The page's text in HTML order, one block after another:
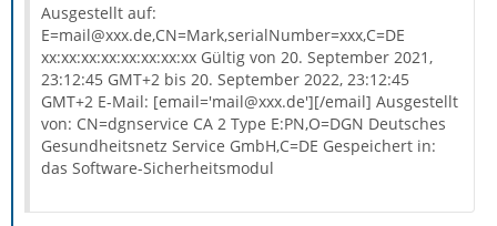
Ausgestellt auf:
E=mail@xxx.de,CN=Mark,serialNumber=xxx,C=DE
xx:xx:xx:xx:xx:xx:xx:xx Gültig von 20. September 2021,
23:12:45 GMT+2 bis 20. September 2022, 23:12:45
GMT+2 E-Mail: [email='mail@xxx.de'][/email] Ausgestellt
von: CN=dgnservice CA 2 Type E:PN,O=DGN Deutsches
Gesundheitsnetz Service GmbH,C=DE Gespeichert in:
das Software-Sicherheitsmodul